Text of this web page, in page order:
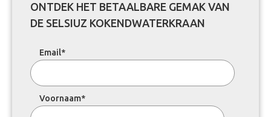
ONTDEK HET BETAALBARE GEMAK VAN
DE SELSIUZ KOKENDWATERKRAAN
Email*
Voornaam*